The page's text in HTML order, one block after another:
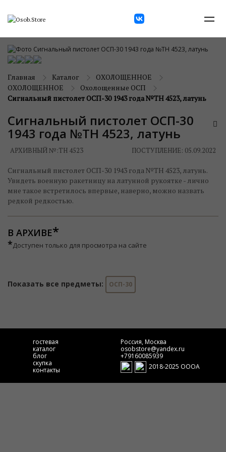
Главная Каталог
ОХОЛОЩЕННОЕ
ОХОЛОЩЕННОЕ
Охолощенные ОСП
Сигнальный пистолет ОСП-30 1943 года №ТН 4523, латунь
Сигнальный пистолет ОСП-30
1943 года №ТН 4523, латунь
АРХИВНЫЙ №:ТН 4523 ПОСТУПЛЕНИЕ: 05.09.2022
Сигнальный пистолет ОСП-30 1943 года №ТН 4523, латунь.
Увидеть военную ракетницу на латунной рукоятке - лично
мне такое встретилось впервые, наверно, можно назвать
редкой редкостью.
В АРХИВЕ
*Доступен только для просмотра на сайте
Показать все предметы: ОСП-30
гостевая
каталог
блог
скупка
контакты
Россия, Москва
osobstore@yandex.ru
+79160085939
2018-2025 ОООА